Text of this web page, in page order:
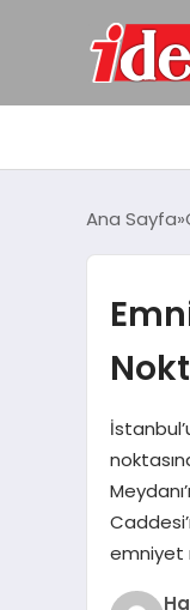
Ana Sayfa
emniyet